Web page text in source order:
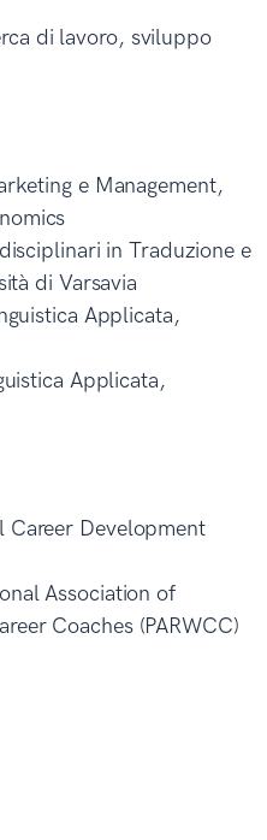
di lavoro, sviluppo
e Management,
in Traduzione e
di Varsavia
Applicata,
Applicata,
Career Development
Association of
Coaches (PARWCC)